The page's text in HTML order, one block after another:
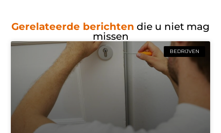
Gerelateerde berichten die u niet mag
missen
BEDRIJVEN